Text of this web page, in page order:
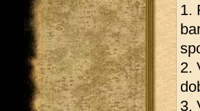
1.
2.
3.